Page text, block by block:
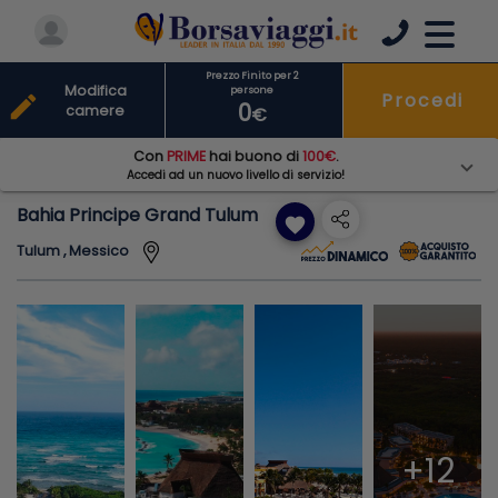
Bahia Principe Grand Tulum favorite
Tulum , Messico
+12
Prezzo Finito per 2
persone
0€
Procedi
edit
Modifica
camere
Con PRIMEhai buono di100€.
Accedi ad un nuovo livello di servizio!